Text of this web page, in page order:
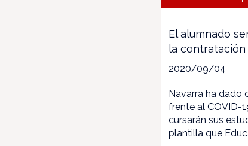
El alumnado
la
2020/09/04
Navarra ha dado
frente al COVID-
cursarán sus
plantilla que